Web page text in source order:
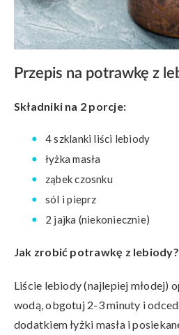
Przepis na potrawkę z
Składniki na 2 porcje:
4 szklanki liści lebiody
łyżka masła
ząbek czosnku
sól i pieprz
2 jajka (niekoniecznie)
Jak zrobić potrawkę z lebiody?
Liście lebiody (najlepiej młodej)
wodą, obgotuj 2-3 minuty i
dodatkiem łyżki masła i